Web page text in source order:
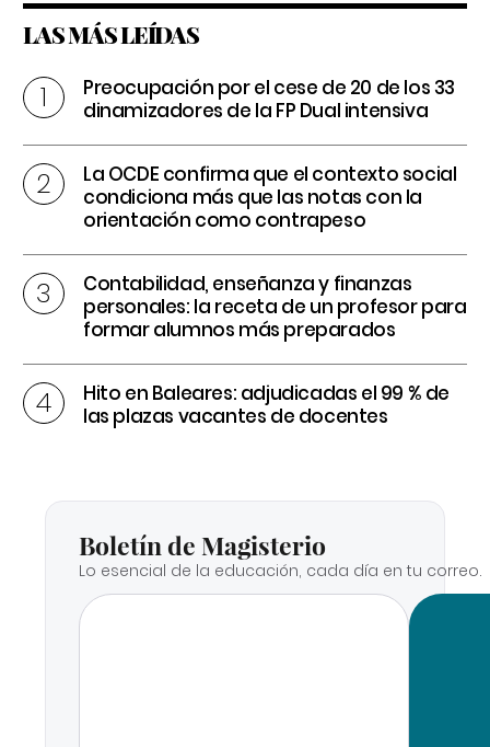
LAS MÁS LEÍDAS
Preocupación por el cese de 20 de los 33
dinamizadores de la FP Dual intensiva
La OCDE confirma que el contexto social
condiciona más que las notas con la
orientación como contrapeso
Contabilidad, enseñanza y finanzas
personales: la receta de un profesor para
formar alumnos más preparados
Hito en Baleares: adjudicadas el 99 % de
las plazas vacantes de docentes
Boletín de Magisterio
Lo esencial de la educación, cada día en tu correo.